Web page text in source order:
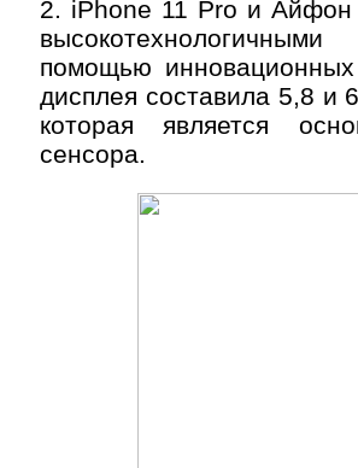
2. iPhone 11 Pro и Айфон
помощью
дисплея составила 5,8 и
которая является
сенсора.